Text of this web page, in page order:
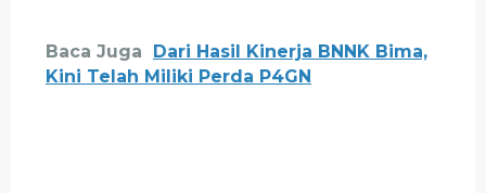
Baca Juga
Dari Hasil Kinerja BNNK Bima,
Kini Telah Miliki Perda P4GN